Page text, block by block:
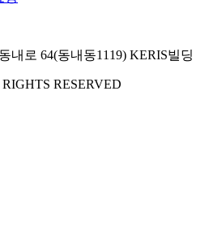
내로 64(동내동1119) KERIS빌딩
RESERVED